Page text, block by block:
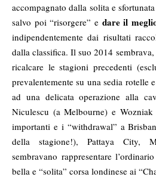
accompagnato dalla solita e
salvo poi “risorgere” e dare il
indipendentemente dai risultati
dalla classifica. Il suo 2014 sembrava,
ricalcare le stagioni precedenti
prevalentemente su una sedia rotelle
ad una delicata operazione alla
Niculescu (a Melbourne) e
importanti e i “withdrawal” a
della stagione!), Pattaya City,
sembravano rappresentare
bella e “solita” corsa londinese ai